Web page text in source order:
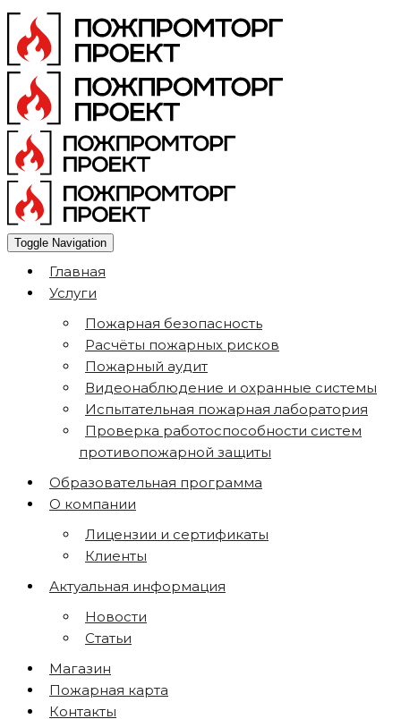
Toggle Navigation
Главная
Услуги
Пожарная безопасность
Расчёты пожарных рисков
Пожарный аудит
Видеонаблюдение и охранные системы
Испытательная пожарная лаборатория
Проверка работоспособности систем
противопожарной защиты
Образовательная программа
О компании
Лицензии и сертификаты
Клиенты
Актуальная информация
Новости
Статьи
Магазин
Пожарная карта
Контакты